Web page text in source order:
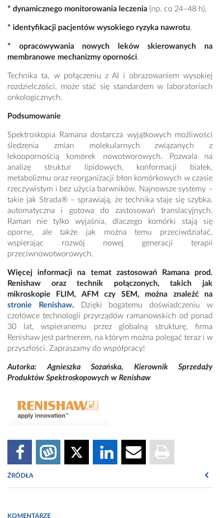
* dynamicznego monitorowania leczenia (np. co 24–48 h),
* identyfikacji pacjentów wysokiego ryzyka nawrotu,
* opracowywania nowych leków skierowanych na
membranowe mechanizmy oporności.
Technika ta, w połączeniu z AI i obrazowaniem wysokiej
rozdzielczości, może stać się standardem w laboratoriach
onkologicznych.
Podsumowanie
Spektroskopia Ramana dostarcza wyjątkowych możliwości
śledzenia zmian molekularnych związanych z
lekoopornością komórek nowotworowych. Pozwala na
analizę struktur lipidowych, konformacji białek,
metabolizmu oraz reorganizacji błon komórkowych w czasie
rzeczywistym i bez użycia barwników. Najnowsze systemy –
takie jak Strada® – sprawiają, że technika staje się szybka,
automatyczna i gotowa do zastosowań translacyjnych.
Raman nie tylko wyjaśnia, dlaczego komórki stają się
oporne, ale także jak można temu przeciwdziałać,
wspierając rozwój nowej generacji terapii
przeciwnowotworowych.
Więcej informacji na temat zastosowań Ramana prod.
Renishaw oraz technik połączonych, takich jak
mikroskopie FLIM, AFM czy SEM, można znaleźć na
stronie Renishaw.
Dzięki bogatemu doświadczeniu w
czołówce technologii przyrządów ramanowskich od ponad
30 lat, wspieranemu przez globalną strukturę, firma
Renishaw jest partnerem, na którym można polegać teraz i w
przyszłości. Zapraszamy do współpracy!
Autorka: Agnieszka Sozańska, Kierownik Sprzedaży
Produktów Spektroskopowych w Renishaw
ŹRÓDŁA
Fluorescence Lifetime Imaging Microscopy for Diagnosis of
KOMENTARZE